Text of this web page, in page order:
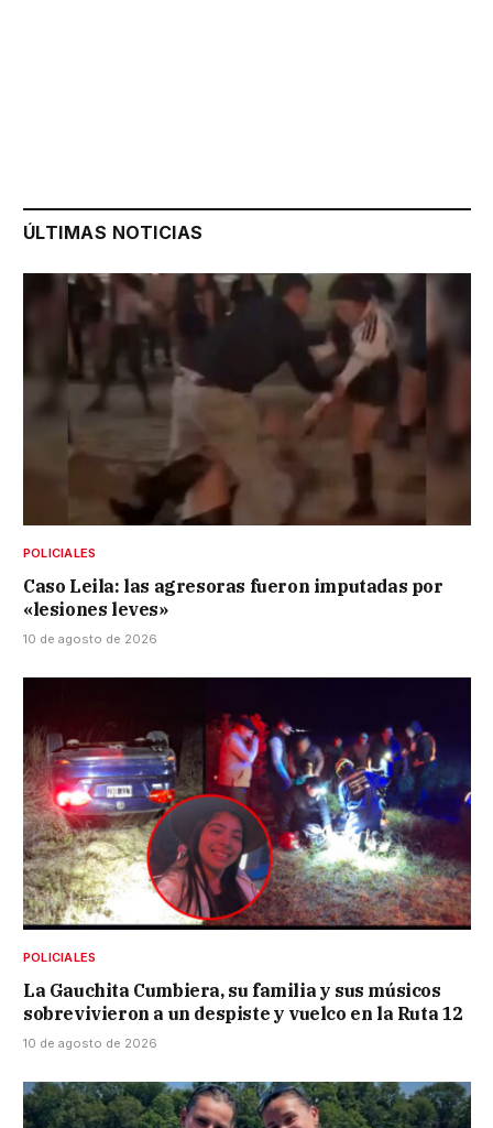
ÚLTIMAS NOTICIAS
POLICIALES
Caso Leila: las agresoras fueron imputadas por
«lesiones leves»
10 de agosto de 2026
POLICIALES
La Gauchita Cumbiera, su familia y sus músicos
sobrevivieron a un despiste y vuelco en la Ruta 12
10 de agosto de 2026